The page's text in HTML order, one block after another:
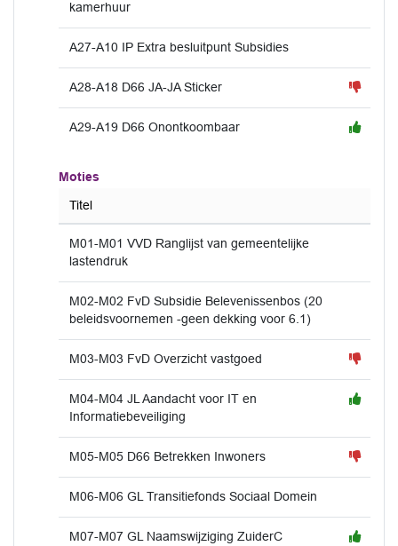
kamerhuur
A27-A10 IP Extra besluitpunt Subsidies
A28-A18 D66 JA-JA Sticker
A29-A19 D66 Onontkoombaar
Moties
Titel
M01-M01 VVD Ranglijst van gemeentelijke
lastendruk
M02-M02 FvD Subsidie Belevenissenbos (20
beleidsvoornemen -geen dekking voor 6.1)
M03-M03 FvD Overzicht vastgoed
M04-M04 JL Aandacht voor IT en
Informatiebeveiliging
M05-M05 D66 Betrekken Inwoners
M06-M06 GL Transitiefonds Sociaal Domein
M07-M07 GL Naamswijziging ZuiderC